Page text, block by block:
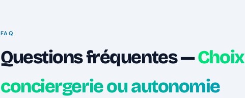
FAQ
Questions fréquentes —Choix
conciergerie ou autonomie